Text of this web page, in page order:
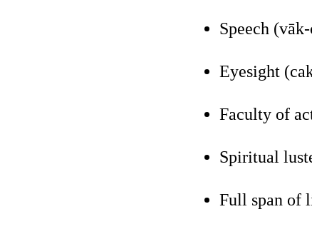
Speech
Eyesight
Faculty of
Spiritual
Full span of